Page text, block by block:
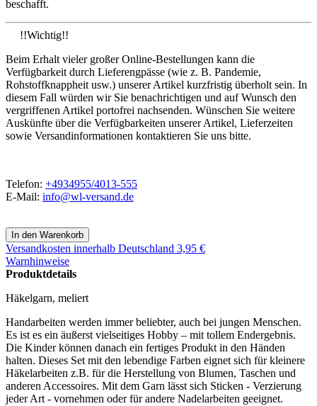
beschafft.
!!Wichtig!!
Beim Erhalt vieler großer Online-Bestellungen kann die
Verfügbarkeit durch Lieferengpässe (wie z. B. Pandemie,
Rohstoffknappheit usw.) unserer Artikel kurzfristig überholt sein. In
diesem Fall würden wir Sie benachrichtigen und auf Wunsch den
vergriffenen Artikel portofrei nachsenden. Wünschen Sie weitere
Auskünfte über die Verfügbarkeiten unserer Artikel, Lieferzeiten
sowie Versandinformationen kontaktieren Sie uns bitte.
Telefon: +4934955/4013-555
E-Mail: info@wl-versand.de
Versandkosten innerhalb Deutschland 3,95 €
Warnhinweise
Produktdetails
Häkelgarn, meliert
Handarbeiten werden immer beliebter, auch bei jungen Menschen.
Es ist es ein äußerst vielseitiges Hobby – mit tollem Endergebnis.
Die Kinder können danach ein fertiges Produkt in den Händen
halten. Dieses Set mit den lebendige Farben eignet sich für kleinere
Häkelarbeiten z.B. für die Herstellung von Blumen, Taschen und
anderen Accessoires. Mit dem Garn lässt sich Sticken - Verzierung
jeder Art - vornehmen oder für andere Nadelarbeiten geeignet.